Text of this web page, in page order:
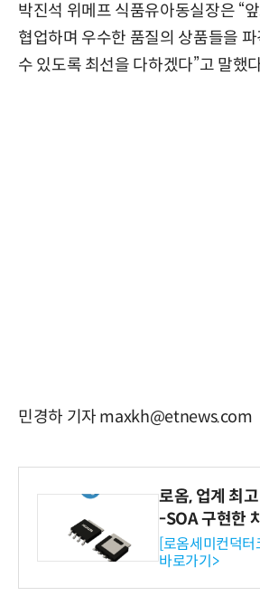
박진석 위메프 식품유아동실장은 “
협업하며 우수한 품질의 상품들을
수 있도록 최선을 다하겠다”고 말했
민경하 기자 maxkh@etnews.com
로옴, 업계 최
-SOA 구현한
ET 개발
[로옴세미컨덕
바로가기>